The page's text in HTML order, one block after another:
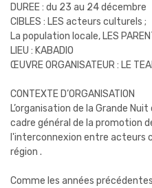
DUREE : du 23 au 24 décembre
CIBLES : LES acteurs culturels ;
La population locale, LES
LIEU : KABADIO
ŒUVRE ORGANISATEUR : LE
CONTEXTE D’ORGANISATION
L’organisation de la Grande
cadre général de la promotion
l'interconnexion entre acteurs
région .
Comme les années